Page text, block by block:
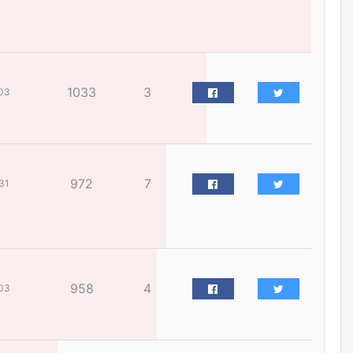
жилийн ойд зориулсан
наадмыг хойшлуулав
тонн АИ-92 орж иржээ
өчигдѳр
байгуулбал Тавантолгойн
метан хийн үйлдвэрлэлийн
өрөмдлөгийг 2027 онд эхлүүлнэ
1033 3
972 7
958 4